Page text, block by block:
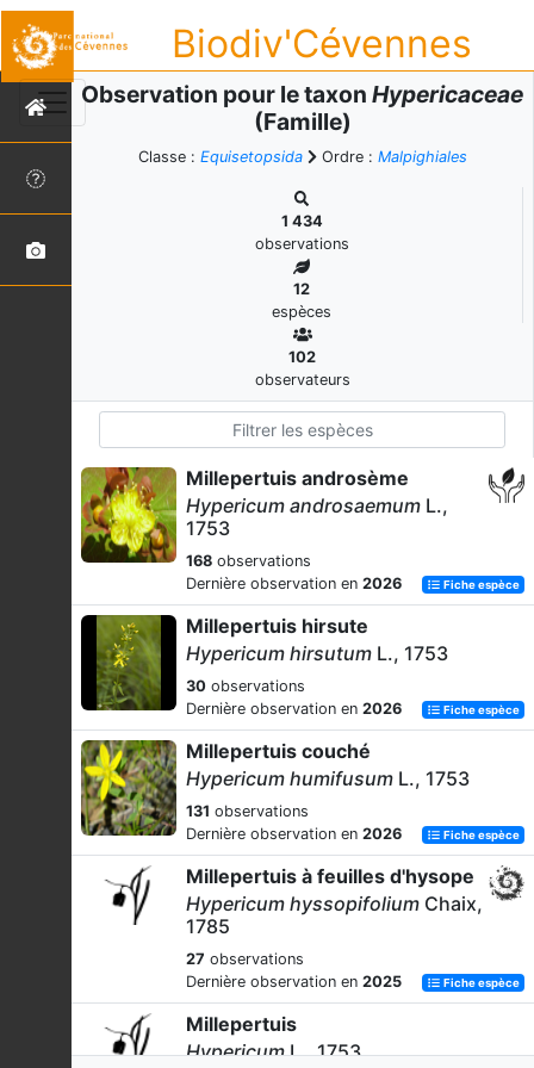
Biodiv'Cévennes
Observation pour le taxon Hypericaceae
(Famille)
Classe : Equisetopsida Ordre : Malpighiales
1 434
observations
12
espèces
102
observateurs
Millepertuis androsème
Hypericum androsaemum L.,
1753
168 observations
Dernière observation en 2026 Fiche espèce
Millepertuis hirsute
Hypericum hirsutum L., 1753
30 observations
Dernière observation en 2026 Fiche espèce
Millepertuis couché
Hypericum humifusum L., 1753
131 observations
Dernière observation en 2026 Fiche espèce
Millepertuis à feuilles d'hysope
Hypericum hyssopifolium Chaix,
1785
27 observations
Dernière observation en 2025 Fiche espèce
Millepertuis
HypericumL., 1753